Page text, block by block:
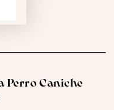
Perro Caniche